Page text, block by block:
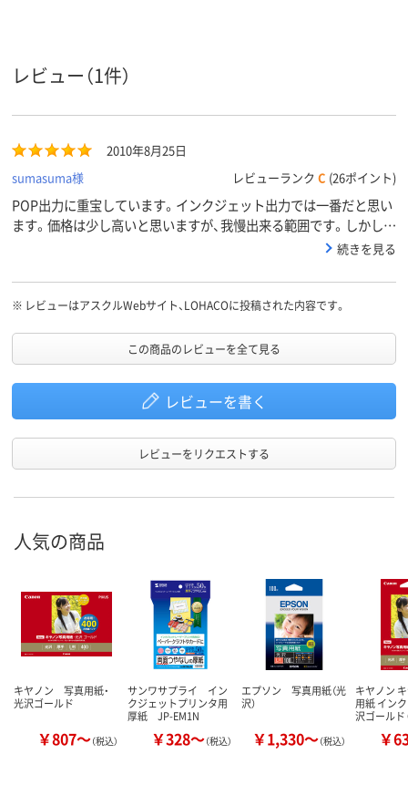
商品環境
スコア
レビュー（1件）
2010年8月25日
sumasuma様
レビューランク C (26ポイント)
POP出力に重宝しています。インクジェット出力では一番だと思い
ます。価格は少し高いと思いますが、我慢出来る範囲です。しかし、
ノビのA3サイズとA4サイズだけになってしまいこまっています。
続きを見る
※ レビューはアスクルWebサイト、LOHACOに投稿された内容です。
この商品のレビューを全て見る
レビューを書く
レビューをリクエストする
人気の商品
キヤノン 写真用紙・
光沢ゴールド
￥807～（税込）
サンワサプライ イン
クジェットプリンタ用
厚紙 JP-EM1N
￥328～（税込）
エプソン 写真用紙（光
沢）
￥1,330～（税込）
キヤノン
用紙 イン
沢ゴール
￥